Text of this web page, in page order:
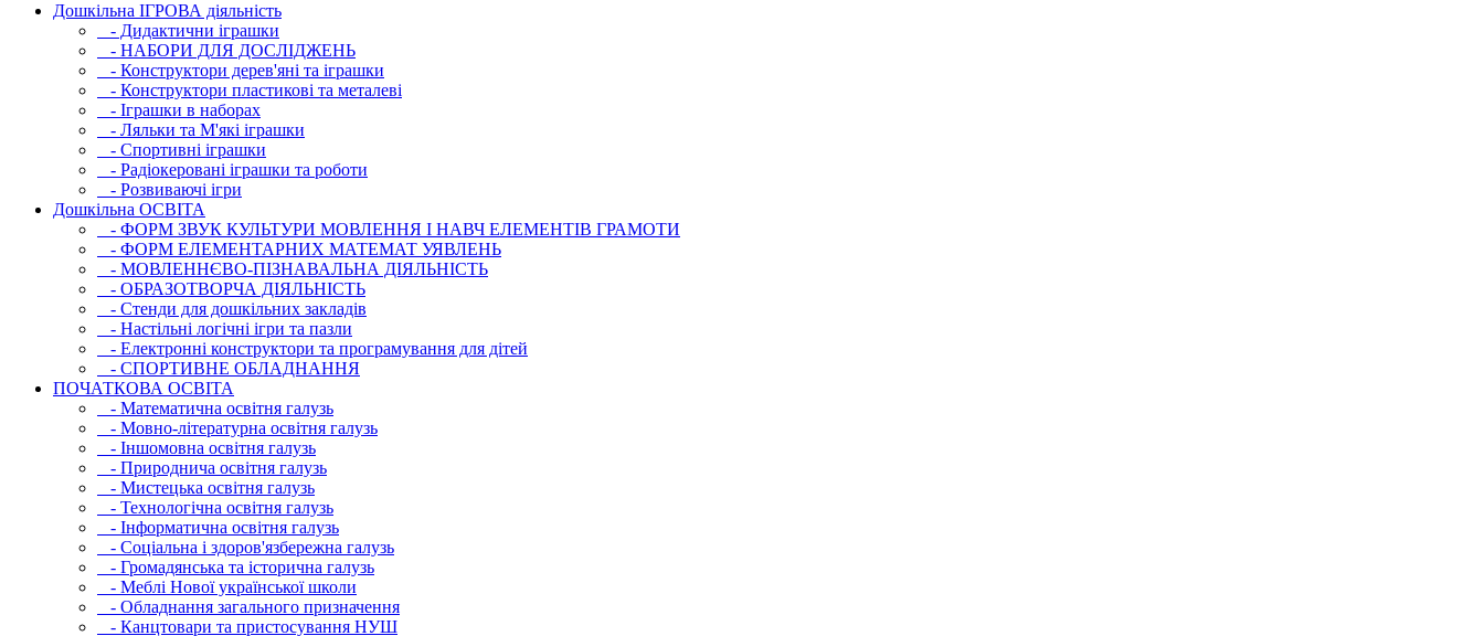
Дошкільна ІГРОВА діяльність
- Дидактични іграшки
- НАБОРИ ДЛЯ ДОСЛІДЖЕНЬ
- Конструктори дерев'яні та іграшки
- Конструктори пластикові та металеві
- Іграшки в наборах
- Ляльки та М'які іграшки
- Спортивні іграшки
- Радіокеровані іграшки та роботи
- Розвиваючі ігри
Дошкільна ОСВIТА
- ФОРМ ЗВУК КУЛЬТУРИ МОВЛЕННЯ І НАВЧ ЕЛЕМЕНТІВ ГРАМОТИ
- ФОРМ ЕЛЕМЕНТАРНИХ МАТЕМАТ УЯВЛЕНЬ
- МОВЛЕННЄВО-ПІЗНАВАЛЬНА ДІЯЛЬНІСТЬ
- ОБРАЗОТВОРЧА ДІЯЛЬНІСТЬ
- Стенди для дошкільних закладів
- Настільні логічні ігри та пазли
- Електронні конструктори та програмування для дітей
- СПОРТИВНЕ ОБЛАДНАННЯ
ПОЧАТКОВА ОСВIТА
- Математична освітня галузь
- Мовно-літературна освітня галузь
- Iншомовна освітня галузь
- Природнича освітня галузь
- Мистецька освітня галузь
- Технологічна освітня галузь
- Інфopматична освітня галузь
- Соціальна і здоров'язбережна галузь
- Громадянська та історична галузь
- Меблі Нової української школи
- Обладнання загального призначення
- Канцтовари та пристосування НУШ